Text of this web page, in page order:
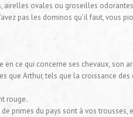
ovales ou groseilles
pas les dominos qu’il faut, vous
en ce qui concerne ses chevaux,
que Arthur, tels que la croissance
rouge.
primes du pays sont à vos trousses,